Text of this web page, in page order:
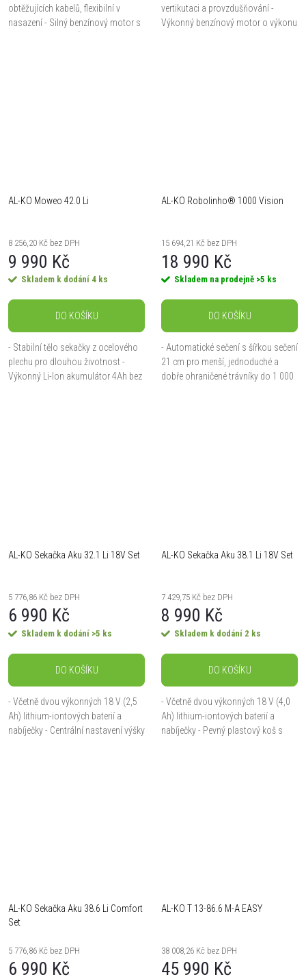
obtěžujících kabelů, flexibilní v
nasazení - Silný benzínový motor s
vertikutaci a provzdušňování -
Výkonný benzínový motor o výkonu
AL-KO Moweo 42.0 Li
8 256,20 Kč bez DPH
9 990 Kč
Skladem k dodání 4 ks
DO KOŠÍKU
- Stabilní tělo sekačky z ocelového
plechu pro dlouhou životnost -
Výkonný Li-Ion akumulátor 4Ah bez
AL-KO Robolinho® 1000 Vision
15 694,21 Kč bez DPH
18 990 Kč
Skladem na prodejně >5 ks
DO KOŠÍKU
- Automatické sečení s šířkou sečení
21 cm pro menší, jednoduché a
dobře ohraničené trávníky do 1 000
AL-KO Sekačka Aku 32.1 Li 18V Set
5 776,86 Kč bez DPH
6 990 Kč
Skladem k dodání >5 ks
DO KOŠÍKU
- Včetně dvou výkonných 18 V (2,5
Ah) lithium-iontových baterií a
nabíječky - Centrální nastavení výšky
AL-KO Sekačka Aku 38.1 Li 18V Set
7 429,75 Kč bez DPH
8 990 Kč
Skladem k dodání 2 ks
DO KOŠÍKU
- Včetně dvou výkonných 18 V (4,0
Ah) lithium-iontových baterií a
nabíječky - Pevný plastový koš s
AL-KO Sekačka Aku 38.6 Li Comfort
Set
5 776,86 Kč bez DPH
6 990 Kč
AL-KO T 13-86.6 M-A EASY
38 008,26 Kč bez DPH
45 990 Kč